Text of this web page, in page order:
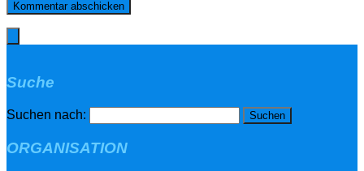
Suche
Suchen nach:
ORGANISATION